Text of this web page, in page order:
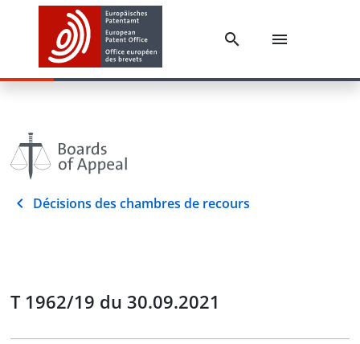
Décisions des chambres de recours
T 1962/19 du 30.09.2021